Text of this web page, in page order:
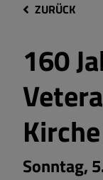
ZURÜCK
160
Sonntag,